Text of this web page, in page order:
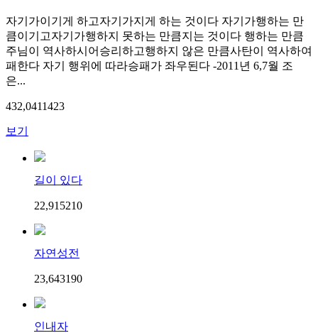
자기가이기게 하고자기가지게 하는 것이다 자기가행하는 만
큼이기고자기가행하지 못하는 만큼지는 것이다 행하는 만큼
주님이 역사하시어승리하고행하지 않은 만큼사탄이 역사하여
패한다 자기 행위에 따라승패가 좌우된다 -2011년 6,7월 조
은...
432,0411423
보기
길이 있다
22,915210
자연성전
23,643190
인내자